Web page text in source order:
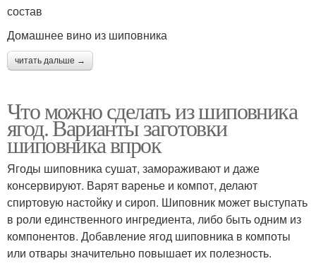
состав
Домашнее вино из шиповника
читать дальше →
Что можно сделать из шиповника
ягод. Варианты заготовки
шиповника впрок
Ягоды шиповника сушат, замораживают и даже
консервируют. Варят варенье и компот, делают
спиртовую настойку и сироп. Шиповник может выступать
в роли единственного ингредиента, либо быть одним из
компонентов. Добавление ягод шиповника в компоты
или отвары значительно повышает их полезность.